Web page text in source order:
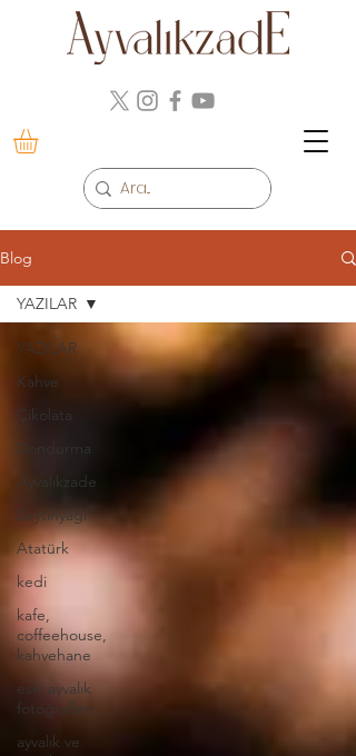
Blog
YAZILAR
Kahve
Çikolata
Dondurma
Ayvalıkzade
Zeytinyağı
Atatürk
kedi
kafe,
coffeehouse,
kahvehane
eski ayvalık
fotoğrafları
ayvalık ve
YAZILAR